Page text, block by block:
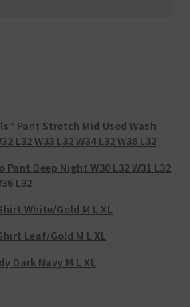
Pant Stretch Mid Used Wash
L32 W33 L32 W34 L32 W36 L32
Deep Night W30 L32 W31 L32
L32
White/Gold M L XL
Leaf/Gold M L XL
Dark Navy M L XL